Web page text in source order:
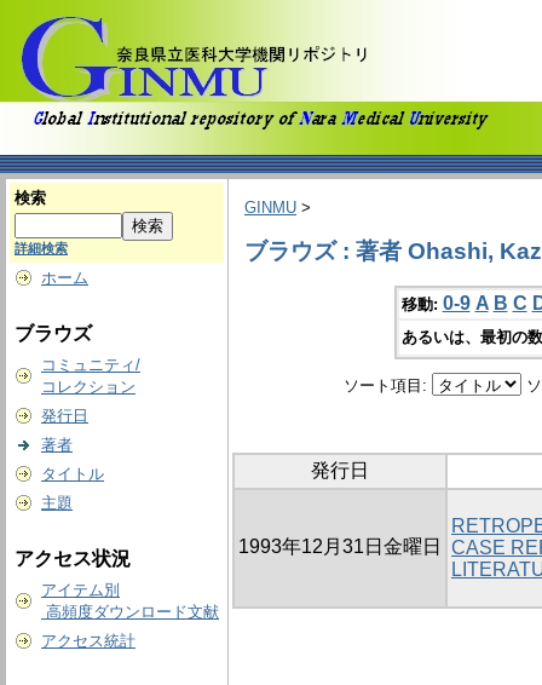
検索
詳細検索
ホーム
ブラウズ
コミュニティ/
コレクション
発行日
著者
タイトル
主題
アクセス状況
アイテム別
高頻度ダウンロード文献
アクセス統計
GINMU >
ブラウズ : 著者 Ohashi,
移動: 0-9 A B C
あるいは、最初の
ソート項目:
発行日
1993年12月31日金曜日
CASE